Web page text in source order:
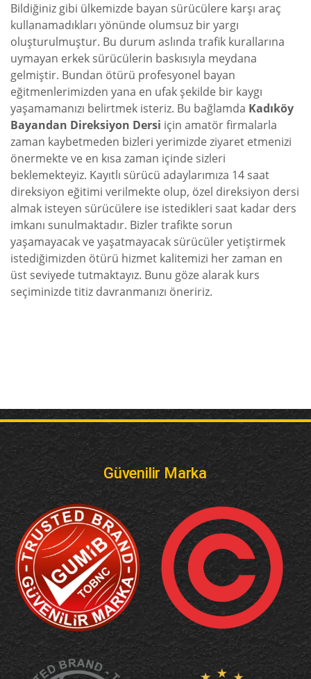
Bildiğiniz gibi ülkemizde bayan sürücülere karşı araç
kullanamadıkları yönünde olumsuz bir yargı
oluşturulmuştur. Bu durum aslında trafik kurallarına
uymayan erkek sürücülerin baskısıyla meydana
gelmiştir. Bundan ötürü profesyonel bayan
eğitmenlerimizden yana en ufak şekilde bir kaygı
yaşamamanızı belirtmek isteriz. Bu bağlamda Kadıköy
Bayandan Direksiyon Dersi için amatör firmalarla
zaman kaybetmeden bizleri yerimizde ziyaret etmenizi
önermekte ve en kısa zaman içinde sizleri
beklemekteyiz. Kayıtlı sürücü adaylarımıza 14 saat
direksiyon eğitimi verilmekte olup, özel direksiyon dersi
almak isteyen sürücülere ise istedikleri saat kadar ders
imkanı sunulmaktadır. Bizler trafikte sorun
yaşamayacak ve yaşatmayacak sürücüler yetiştirmek
istediğimizden ötürü hizmet kalitemizi her zaman en
üst seviyede tutmaktayız. Bunu göze alarak kurs
seçiminizde titiz davranmanızı öneririz.
Güvenilir Marka